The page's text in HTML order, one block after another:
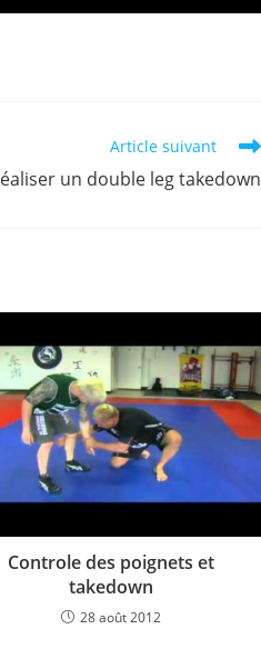
Article suivant
un double leg takedown
Controle des poignets et
takedown
28 août 2012